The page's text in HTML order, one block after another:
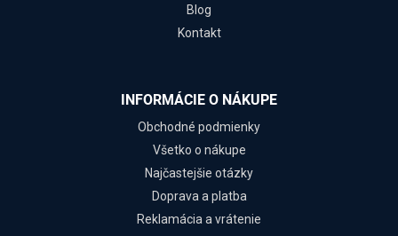
Blog
Kontakt
INFORMÁCIE O NÁKUPE
Obchodné podmienky
Všetko o nákupe
Najčastejšie otázky
Doprava a platba
Reklamácia a vrátenie